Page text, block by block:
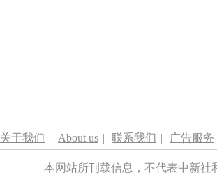
关于我们 | About us | 联系我们 | 广告服务
本网站所刊载信息，不代表中新